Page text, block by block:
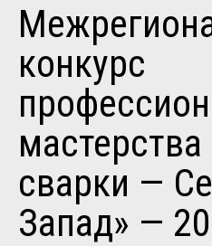
конкурс
сварки —
Запад» —